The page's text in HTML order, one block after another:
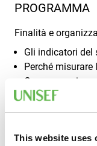
This website uses
PROGRAMMA
Finalità e
Gli indicatori del
Perché
Come
La tecnica e gli
Relazioni tra